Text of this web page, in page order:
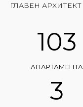
ГЛАВЕН АРХИТЕКТ
103
АПАРТАМЕНТА
3